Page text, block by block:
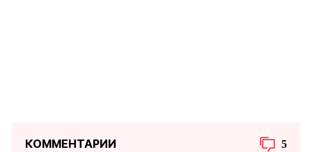
КОММЕНТАРИИ 5